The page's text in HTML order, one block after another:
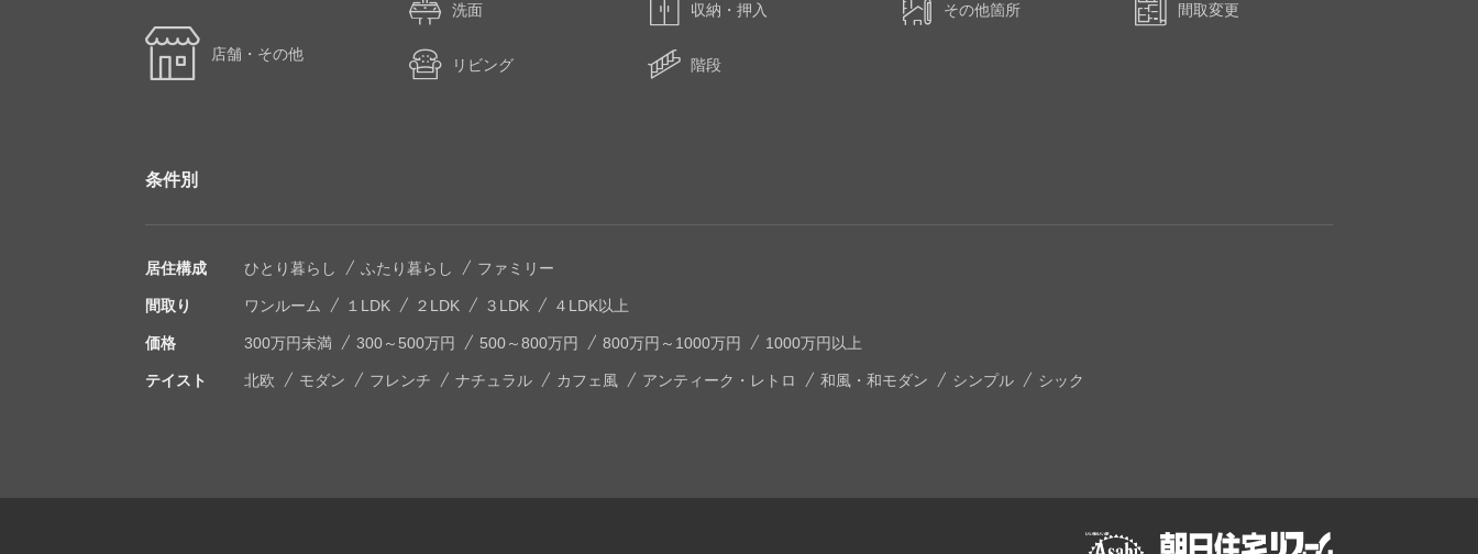
店舗・その他
洗面
リビング
収納・押入
階段
その他箇所 間取変更
条件別
居住構成 ひとり暮らし ふたり暮らし ファミリー
間取り ワンルーム １LDK ２LDK ３LDK ４LDK以上
価格 300万円未満 300～500万円 500～800万円 800万円～1000万円 1000万円以上
テイスト 北欧 モダン フレンチ ナチュラル カフェ風 アンティーク・レトロ 和風・和モダン シンプル シック